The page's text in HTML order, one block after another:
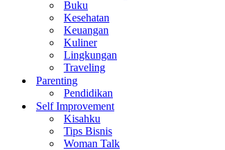
Buku
Kesehatan
Keuangan
Kuliner
Lingkungan
Traveling
Parenting
Pendidikan
Self Improvement
Kisahku
Tips Bisnis
Woman Talk